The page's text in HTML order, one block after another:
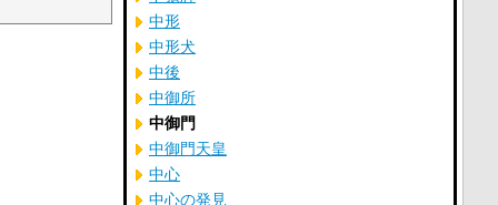
中形
中形犬
中後
中御所
中御門
中御門天皇
中心
中心の発見